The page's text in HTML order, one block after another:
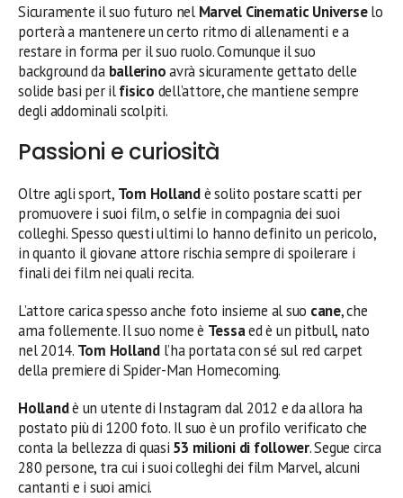
Sicuramente il suo futuro nel Marvel Cinematic Universelo
porterà a mantenere un certo ritmo di allenamenti e a
restare in forma per il suo ruolo. Comunque il suo
background da ballerinoavrà sicuramente gettato delle
solide basi per ilfisico dell’attore, che mantiene sempre
degli addominali scolpiti.
Passioni e curiosità
Oltre agli sport, Tom Hollandè solito postare scatti per
promuovere i suoi film, o selfie in compagnia dei suoi
colleghi. Spesso questi ultimi lo hanno definito un pericolo,
in quanto il giovane attore rischia sempre di spoilerare i
finali dei film nei quali recita.
L’attore carica spesso anche foto insieme al suo cane, che
ama follemente. Il suo nome è Tessaed è un pitbull, nato
nel 2014. Tom Hollandl’ha portata con sé sul red carpet
della premiere di Spider-Man Homecoming.
Hollandè un utente di Instagram dal 2012 e da allora ha
postato più di 1200 foto. Il suo è un profilo verificato che
conta la bellezza di quasi 53 milioni di follower. Segue circa
280 persone, tra cui i suoi colleghi dei film Marvel, alcuni
cantanti e i suoi amici.